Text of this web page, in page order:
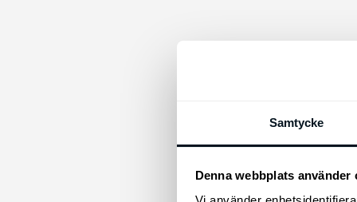
Samtycke
Denna webbplats använder
har